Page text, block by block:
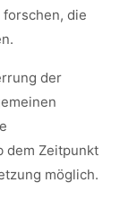
die
der
dem Zeitpunkt
möglich.